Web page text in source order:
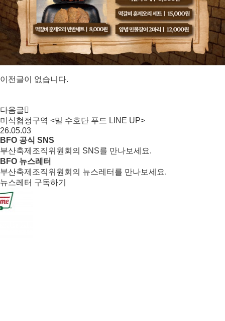
이전글이 없습니다.
다음글
미식협정구역 <밀 수호단 푸드 LINE UP>
26.05.03
BFO 공식 SNS
부산축제조직위원회의 SNS를 만나보세요.
BFO 뉴스레터
부산축제조직위원회의 뉴스레터를 만나보세요.
뉴스레터 구독하기